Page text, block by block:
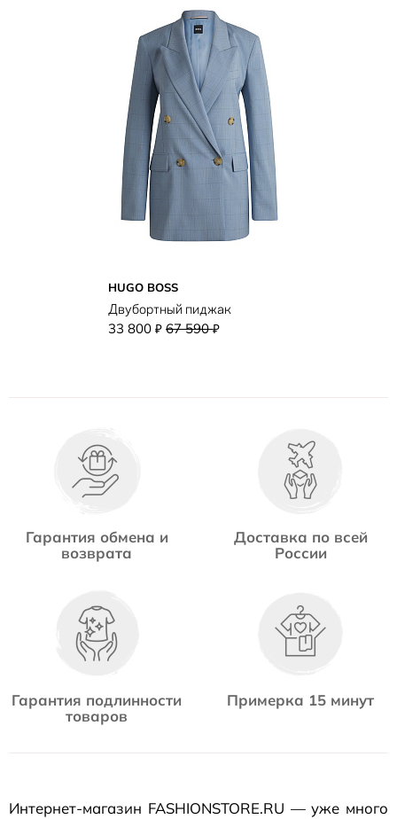
HUGO BOSS
Двубортный пиджак
33 800 ₽ 67 590₽
Гарантия обмена и
возврата
Доставка по всей
России
Гарантия подлинности
товаров
Примерка 15 минут
Интернет-магазин FASHIONSTORE.RU — уже много